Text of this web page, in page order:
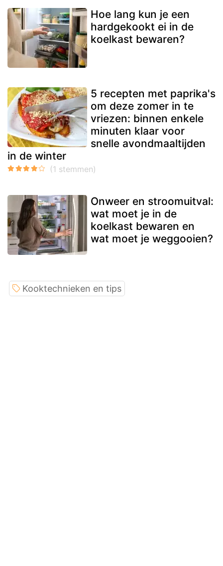
Hoe lang kun je een
hardgekookt ei in de
koelkast bewaren?
5 recepten met paprika's
om deze zomer in te
vriezen: binnen enkele
minuten klaar voor
snelle avondmaaltijden
in de winter
Onweer en stroomuitval:
wat moet je in de
koelkast bewaren en
wat moet je weggooien?
Kooktechnieken en tips